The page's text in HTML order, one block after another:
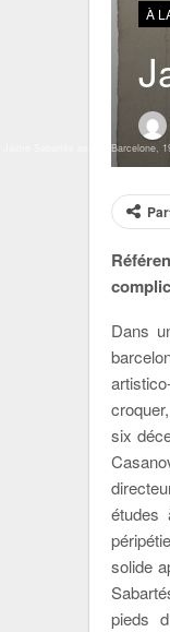
À
Sabartés assis, Barcelone,
Dans
six
études
solide
pieds